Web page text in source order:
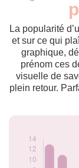
La popularité
et sur ce qui
graphique,
prénom ces
visuelle de
plein retour.
2010
13
2011
11
2012
7
2013
6
2014
10
2015
9
2019
2020